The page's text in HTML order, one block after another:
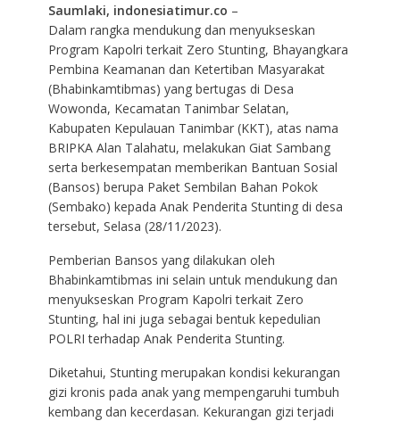
Saumlaki, indonesiatimur.co –
Dalam rangka mendukung dan menyukseskan
Program Kapolri terkait Zero Stunting, Bhayangkara
Pembina Keamanan dan Ketertiban Masyarakat
(Bhabinkamtibmas) yang bertugas di Desa
Wowonda, Kecamatan Tanimbar Selatan,
Kabupaten Kepulauan Tanimbar (KKT), atas nama
BRIPKA Alan Talahatu, melakukan Giat Sambang
serta berkesempatan memberikan Bantuan Sosial
(Bansos) berupa Paket Sembilan Bahan Pokok
(Sembako) kepada Anak Penderita Stunting di desa
tersebut, Selasa (28/11/2023).
Pemberian Bansos yang dilakukan oleh
Bhabinkamtibmas ini selain untuk mendukung dan
menyukseskan Program Kapolri terkait Zero
Stunting, hal ini juga sebagai bentuk kepedulian
POLRI terhadap Anak Penderita Stunting.
Diketahui, Stunting merupakan kondisi kekurangan
gizi kronis pada anak yang mempengaruhi tumbuh
kembang dan kecerdasan. Kekurangan gizi terjadi